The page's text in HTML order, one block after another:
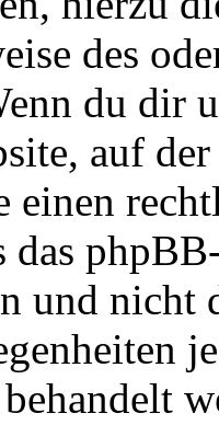
des
du dir
auf
einen
das
und nicht